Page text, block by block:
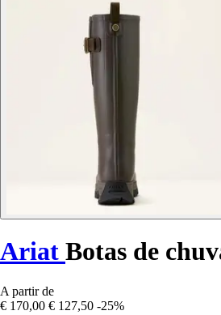
Ariat Botas de
A partir de
€ 170,00 € 127,50 -25%